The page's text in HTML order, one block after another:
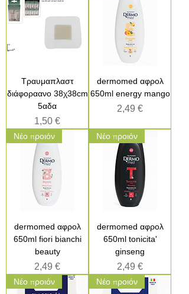
Τραυμαπλαστ
διάφοραανο 38χ38cm
5αδα
Τιμή
1,50 €
dermomed αφρολ
650ml energy mango
Τιμή
2,49 €
Νέο προιόν
dermomed αφρολ
650ml fiori bianchi
beauty
Τιμή
2,49 €
Νέο προιόν
dermomed αφρολ
650ml tonicita'
ginseng
Τιμή
2,49 €
Νέο προιόν Νέο προιόν